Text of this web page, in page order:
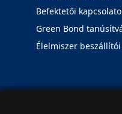
Befektetői
Green Bond
Élelmiszer